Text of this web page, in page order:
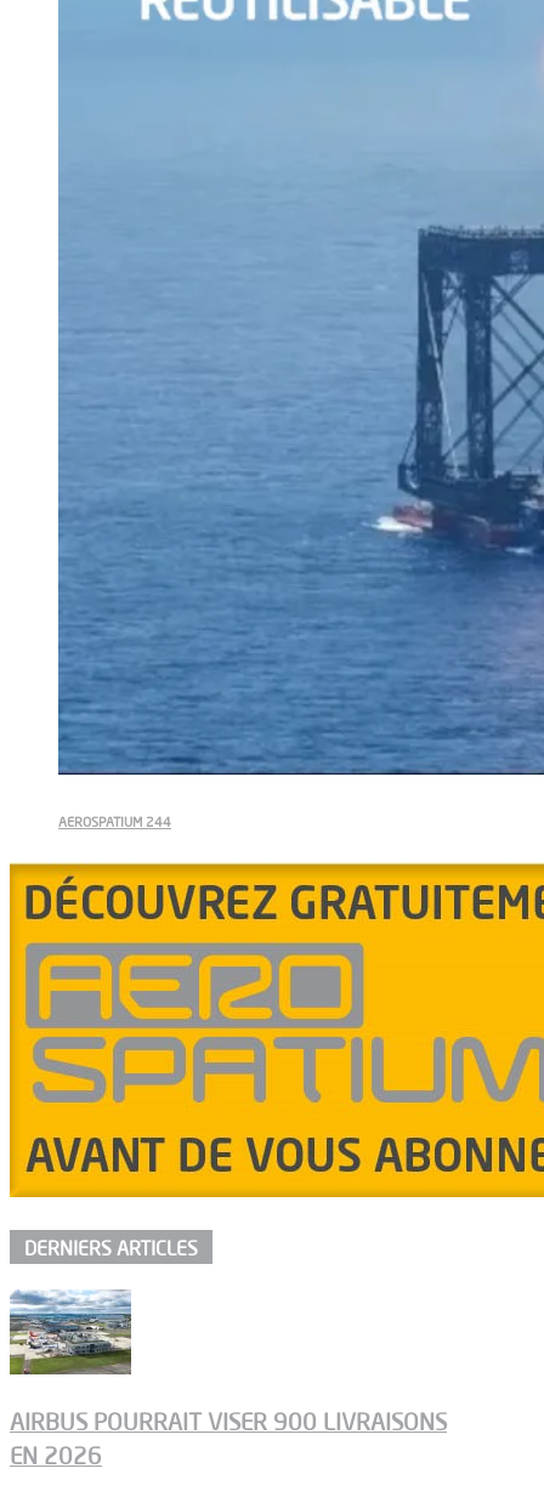
AEROSPATIUM 244
DERNIERS ARTICLES
AIRBUS POURRAIT VISER 900 LIVRAISONS
EN 2026